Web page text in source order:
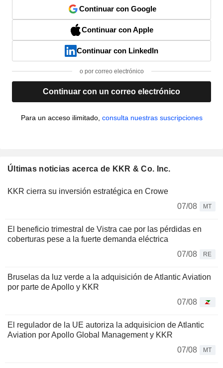
Continuar con Google
Continuar con Apple
Continuar con LinkedIn
o por correo electrónico
Continuar con un correo electrónico
Para un acceso ilimitado, consulta nuestras suscripciones
Últimas noticias acerca de KKR & Co. Inc.
KKR cierra su inversión estratégica en Crowe
07/08
MT
El beneficio trimestral de Vistra cae por las pérdidas en
coberturas pese a la fuerte demanda eléctrica
07/08
RE
Bruselas da luz verde a la adquisición de Atlantic Aviation
por parte de Apollo y KKR
07/08
El regulador de la UE autoriza la adquisicion de Atlantic
Aviation por Apollo Global Management y KKR
07/08
MT